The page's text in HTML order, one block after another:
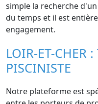
simple la recherche
du temps et il est
engagement.
LOIR-ET-CHER
PISCINISTE
Notre plateforme est